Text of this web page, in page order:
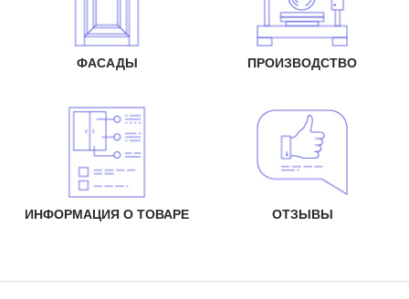
ФАСАДЫ ПРОИЗВОДСТВО
ИНФОРМАЦИЯ О ТОВАРЕ ОТЗЫВЫ